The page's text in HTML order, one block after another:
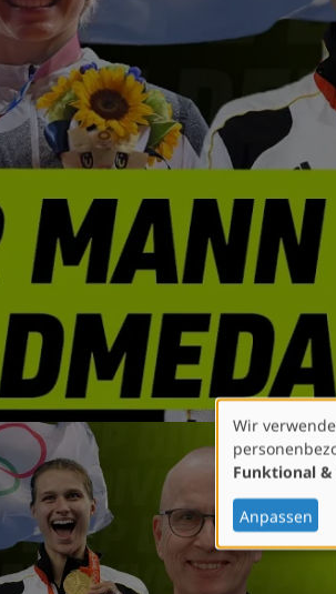
Verwendung
von
Daten
und
Cookies
Wir
Funktional
Anpassen